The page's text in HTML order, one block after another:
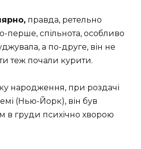
правда, ретельно
перше, спільнота, особливо
а по-друге, він не
теж почали курити.
народження, при роздачі
(Нью-Йорк), він був
в груди психічно хворою